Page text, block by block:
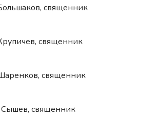
священник
священник
священник
Сышев, священник